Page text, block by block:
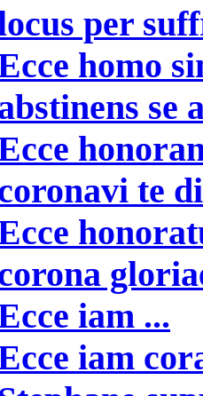
per
homo
se
te
iam ...
iam